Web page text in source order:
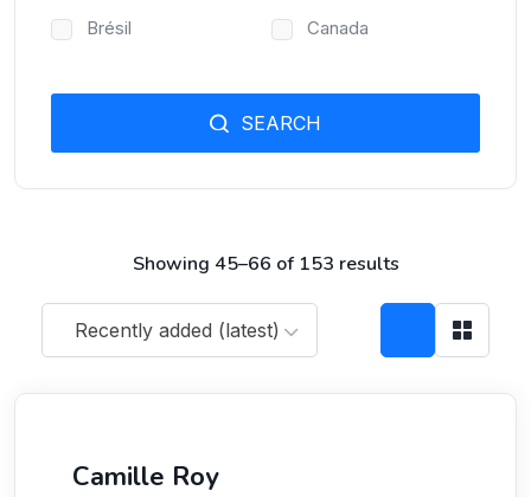
Showing 45–66 of 153 results
Recently added (latest)
Camille Roy
Brésil
Canada
SEARCH